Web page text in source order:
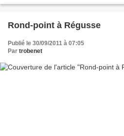
Rond-point à Régusse
Publié le 30/09/2011 à 07:05
Par trobenet